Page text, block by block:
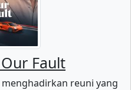
Fault
menghadirkan reuni yang